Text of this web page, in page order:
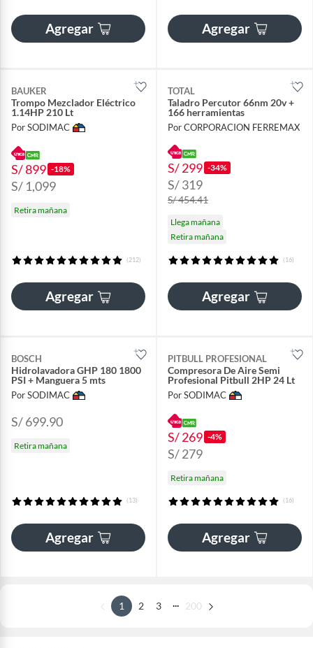
Agregar Agregar
BAUKER
Trompo Mezclador Eléctrico
1.14HP 210 Lt
Por SODIMAC
S/ 899 -18%
S/ 1,099
Retira mañana
(212)
Agregar
TOTAL
Taladro Percutor 66nm 20v +
166 herramientas
Por CORPORACION FERREMAX
S/ 299 -34%
S/ 319
S/ 454.41
Llega mañana
Retira mañana
(16)
Agregar
BOSCH
Hidrolavadora GHP 180 1800
PSI + Manguera 5 mts
Por SODIMAC
S/ 699.90
Retira mañana
(13)
Agregar
PITBULL PROFESIONAL
Compresora De Aire Semi
Profesional Pitbull 2HP 24 Lt
Por SODIMAC
S/ 269 -4%
S/ 279
Retira mañana
(16)
Agregar
1 2 3 ... 200